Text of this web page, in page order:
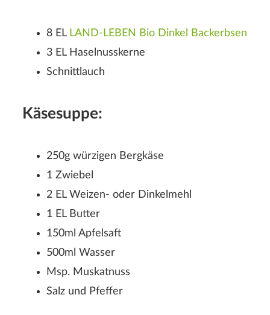
8 EL LAND-LEBEN Bio Dinkel Backerbsen
3 EL Haselnusskerne
Schnittlauch
Käsesuppe:
250g würzigen Bergkäse
1 Zwiebel
2 EL Weizen- oder Dinkelmehl
1 EL Butter
150ml Apfelsaft
500ml Wasser
Msp. Muskatnuss
Salz und Pfeffer